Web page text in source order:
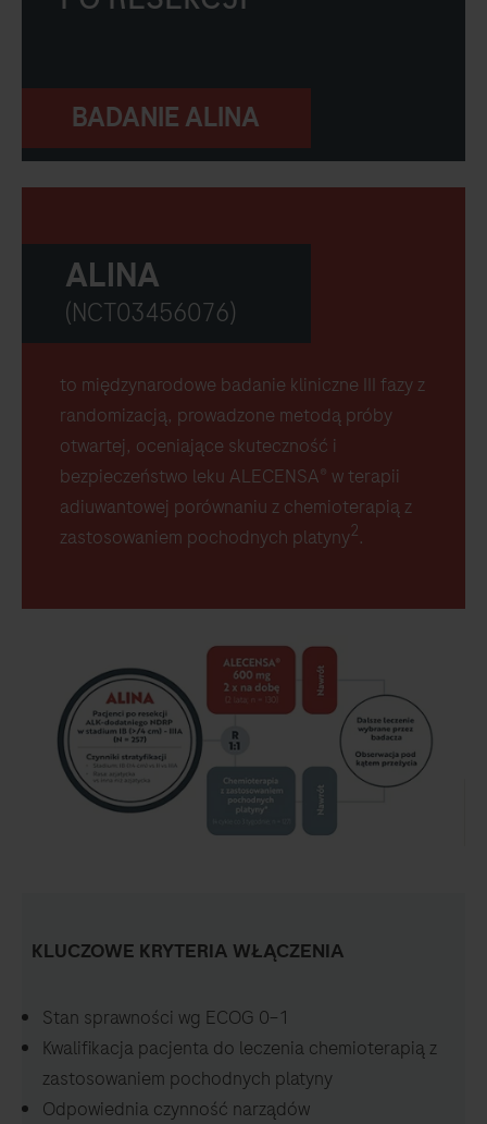
BADANIE ALINA
ALINA
(NCT03456076)
to międzynarodowe badanie kliniczne III fazy z
randomizacją, prowadzone metodą próby
otwartej, oceniające skuteczność i
bezpieczeństwo leku ALECENSA® w terapii
adiuwantowej porównaniu z chemioterapią z
zastosowaniem pochodnych platyny2.
KLUCZOWE KRYTERIA WŁĄCZENIA
Stan sprawności wg ECOG 0–1
Kwalifikacja pacjenta do leczenia chemioterapią z
zastosowaniem pochodnych platyny
Odpowiednia czynność narządów